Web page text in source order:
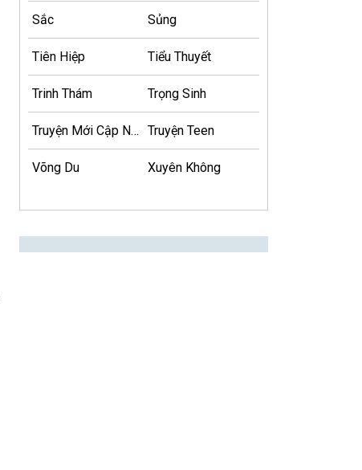
Sắc Sủng
Tiên Hiệp Tiểu Thuyết
Trinh Thám Trọng Sinh
Truyện Mới Cập Nhật Truyện Teen
Võng Du Xuyên Không